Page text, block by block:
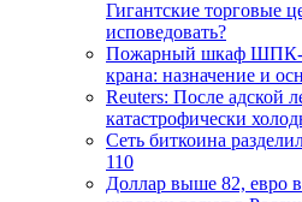
Гигантские торговые
исповедовать?
Пожарный шкаф ШПК-
крана: назначение и
Reuters: После адской
катастрофически
Сеть биткоина
110
Доллар выше 82, евро